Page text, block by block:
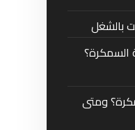
بالشغل
السمكرة؟
ومتى